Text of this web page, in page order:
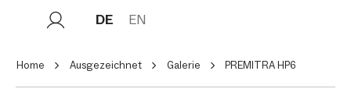
DE EN
Home Ausgezeichnet Galerie PREMITRA HP6